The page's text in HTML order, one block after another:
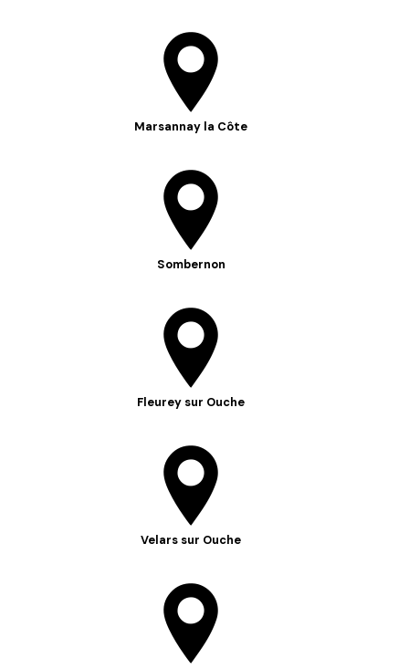
Marsannay la Côte
Sombernon
Fleurey sur Ouche
Velars sur Ouche